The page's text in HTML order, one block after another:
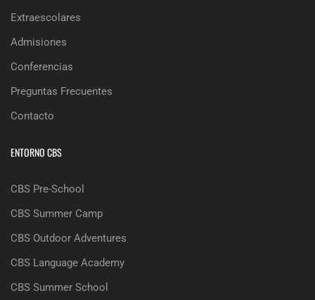
Extraescolares
Admisiones
Conferencias
Preguntas Frecuentes
Contacto
ENTORNO CBS
CBS Pre-School
CBS Summer Camp
CBS Outdoor Adventures
CBS Language Academy
CBS Summer School